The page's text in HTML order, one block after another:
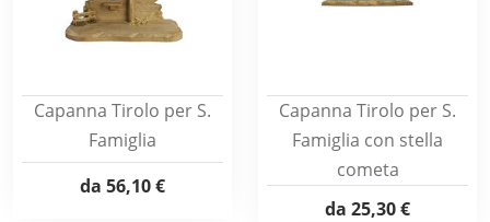
Capanna Tirolo per S.
Famiglia
da 56,10 €
Capanna Tirolo per S.
Famiglia con stella
cometa
da 25,30 €